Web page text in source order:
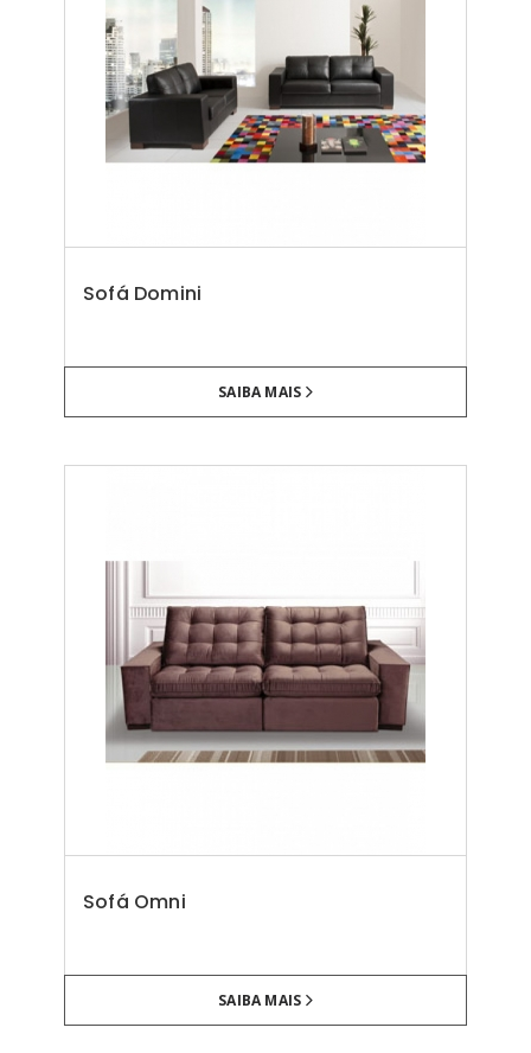
Sofá Domini
SAIBA MAIS
Sofá Omni
SAIBA MAIS